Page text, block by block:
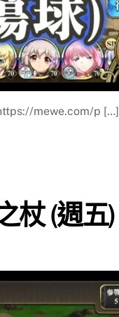
mewe.com/p […]
杖 (週五)